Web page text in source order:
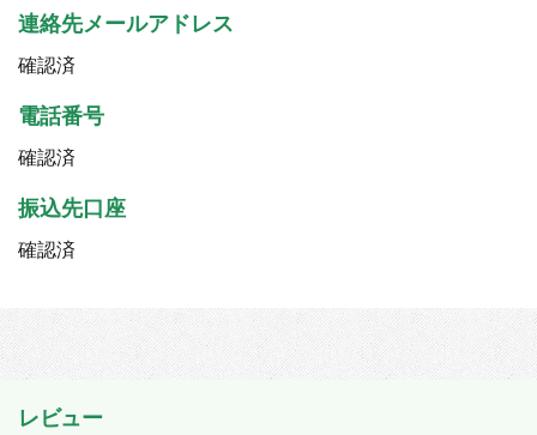
連絡先メールアドレス
確認済
電話番号
確認済
振込先口座
確認済
レビュー